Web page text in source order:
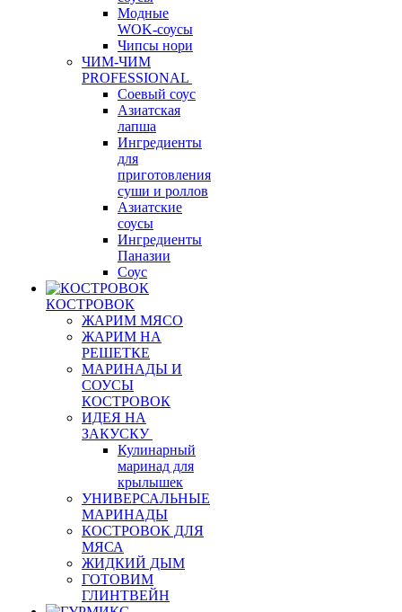
Модные
WOK-соусы
Чипсы нори
ЧИМ-ЧИМ
PROFESSIONAL
Соевый соус
Азиатская
лапша
Ингредиенты
для
приготовления
суши и роллов
Азиатские
соусы
Ингредиенты
Паназии
Соус
КОСТРОВОК
ЖАРИМ МЯСО
ЖАРИМ НА
РЕШЕТКЕ
МАРИНАДЫ И
СОУСЫ
КОСТРОВОК
ИДЕЯ НА
ЗАКУСКУ
Кулинарный
маринад для
крылышек
УНИВЕРСАЛЬНЫЕ
МАРИНАДЫ
КОСТРОВОК ДЛЯ
МЯСА
ЖИДКИЙ ДЫМ
ГОТОВИМ
ГЛИНТВЕЙН